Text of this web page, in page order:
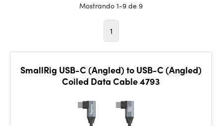
Mostrando 1-9 de 9
1
SmallRig USB-C (Angled) to USB-C (Angled)
Coiled Data Cable 4793